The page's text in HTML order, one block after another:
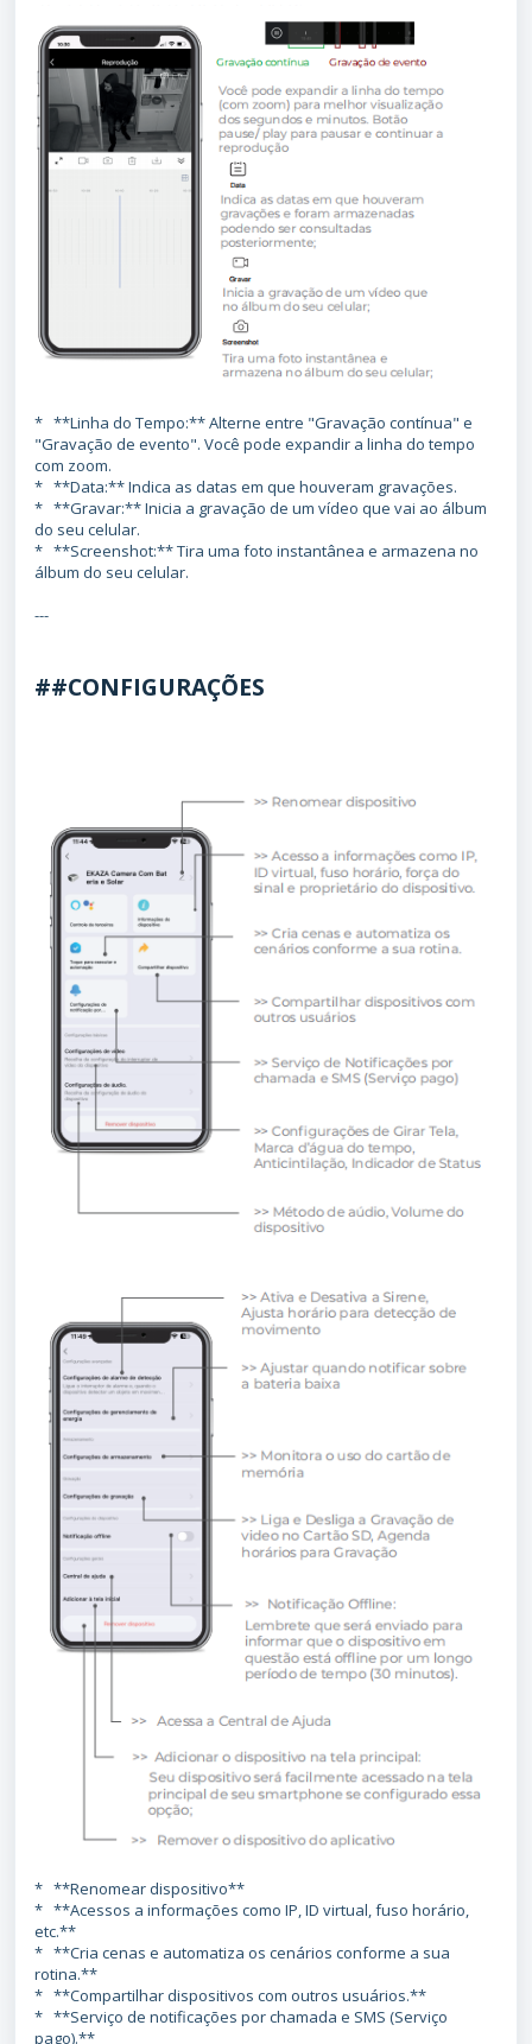
* **Linha do Tempo:** Alterne entre "Gravação contínua" e
"Gravação de evento". Você pode expandir a linha do tempo
com zoom.
* **Data:** Indica as datas em que houveram gravações.
* **Gravar:** Inicia a gravação de um vídeo que vai ao álbum
do seu celular.
* **Screenshot:** Tira uma foto instantânea e armazena no
álbum do seu celular.
---
##CONFIGURAÇÕES
* **Renomear dispositivo**
* **Acessos a informações como IP, ID virtual, fuso horário,
etc.**
* **Cria cenas e automatiza os cenários conforme a sua
rotina.**
* **Compartilhar dispositivos com outros usuários.**
* **Serviço de notificações por chamada e SMS (Serviço
pago).**